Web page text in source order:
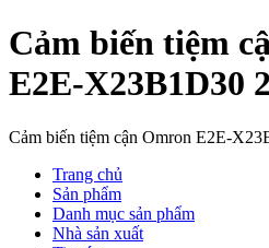
Cảm biến tiệm
E2E-X23B1D30
Cảm biến tiệm cận Omron E2E-
Trang chủ
Sản phẩm
Danh mục sản phẩm
Nhà sản xuất